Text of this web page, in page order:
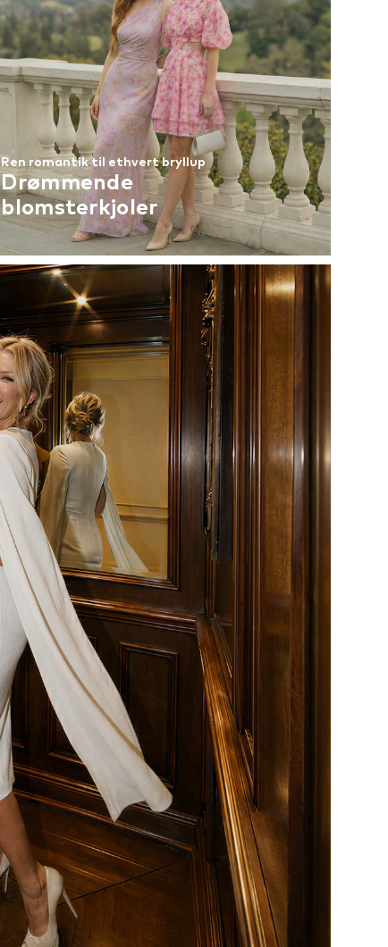
Ren romantik til ethvert bryllup
Drømmende
blomsterkjoler